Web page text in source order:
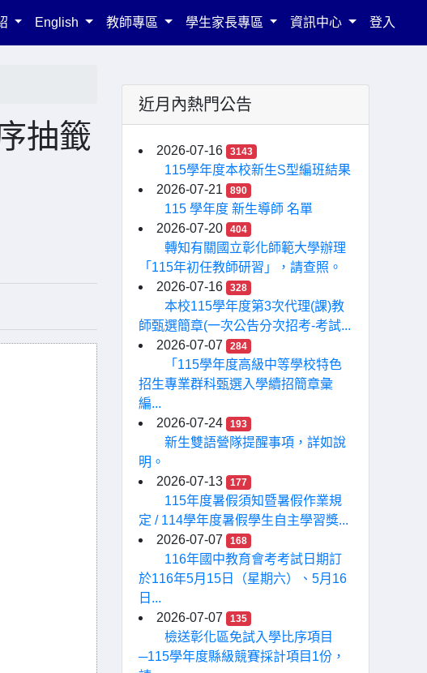
English 教師專區 學生家長專區 資訊中心 登入
抽籤
近月內熱門公告
2026-07-16 3143
115學年度本校新生S型編班結果
2026-07-21
890
115 學年度 新生導師 名單
2026-07-20
404
轉知有關國立彰化師範大學辦理
「115年初任教師研習」，請查照。
2026-07-16
328
本校115學年度第3次代理(課)教
師甄選簡章(一次公告分次招考-考試...
2026-07-07
284
「115學年度高級中等學校特色
招生專業群科甄選入學續招簡章彙
編...
2026-07-24
193
新生雙語營隊提醒事項，詳如說
明。
2026-07-13
177
115年度暑假須知暨暑假作業規
定 / 114學年度暑假學生自主學習獎...
2026-07-07
168
116年國中教育會考考試日期訂
於116年5月15日（星期六）、5月16
日...
2026-07-07
135
檢送彰化區免試入學比序項目
─115學年度縣級競賽採計項目1份，